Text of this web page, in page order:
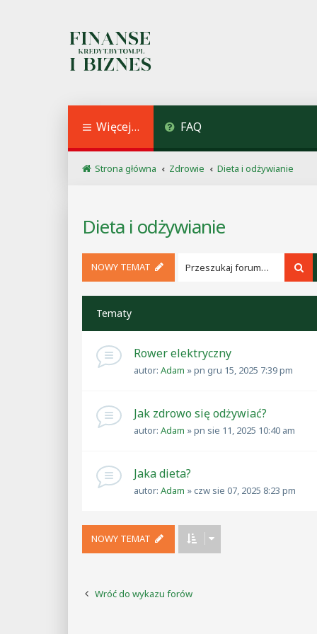
Więcej… FAQ
Strona główna Zdrowie Dieta i odżywianie
Dieta i odżywianie
NOWY TEMAT
Tematy
Rower elektryczny
autor: Adam »pn gru 15, 2025 7:39 pm
Jak zdrowo się odżywiać?
autor: Adam »pn sie 11, 2025 10:40 am
Jaka dieta?
autor: Adam »czw sie 07, 2025 8:23 pm
NOWY TEMAT
Wróć do wykazu forów